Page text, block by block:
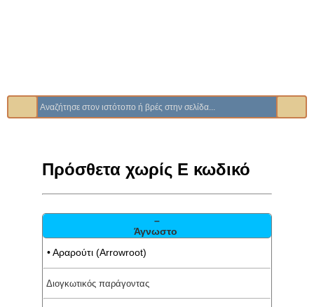
Πρόσθετα χωρίς Ε κωδικό
–
Άγνωστο
• Αραρούτι (Arrowroot)
Διογκωτικός παράγοντας